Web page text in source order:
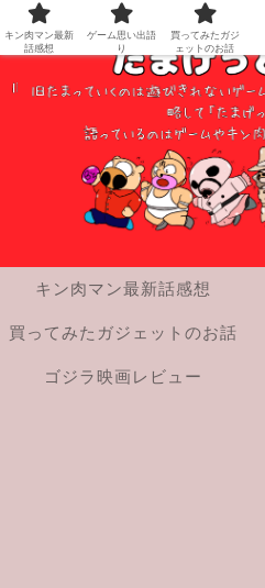
キン肉マン最新話感想
買ってみたガジェットのお話
ゴジラ映画レビュー
キン肉マン最新
話感想
ゲーム思い出語
り
買ってみたガジ
ェットのお話